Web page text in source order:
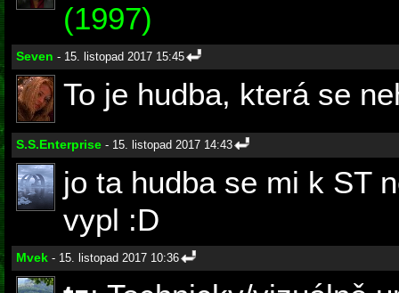
(1997)
Seven - 15. listopad 2017 15:45
To je hudba, která se
S.S.Enterprise - 15. listopad 2017 14:43
jo ta hudba se mi k ST
vypl :D
Mvek - 15. listopad 2017 10:36